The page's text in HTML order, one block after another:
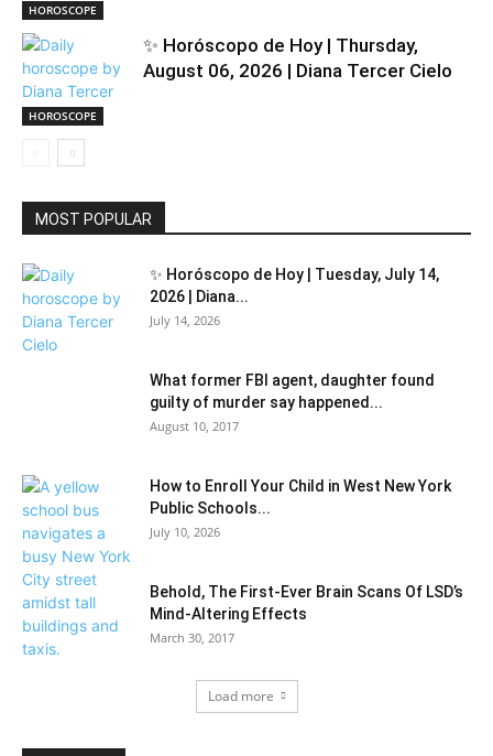
HOROSCOPE
HOROSCOPE
✨ Horóscopo de Hoy | Thursday,
August 06, 2026 | Diana Tercer Cielo
MOST POPULAR
✨ Horóscopo de Hoy | Tuesday, July 14,
2026 | Diana...
July 14, 2026
What former FBI agent, daughter found
guilty of murder say happened...
August 10, 2017
How to Enroll Your Child in West New York
Public Schools...
July 10, 2026
Behold, The First-Ever Brain Scans Of LSD’s
Mind-Altering Effects
March 30, 2017
Load more